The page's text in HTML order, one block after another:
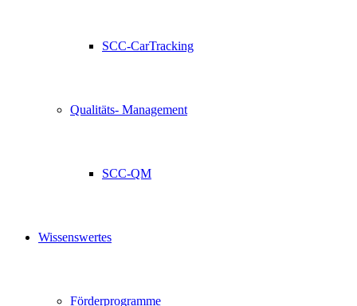
SCC-CarTracking
Qualitäts- Management
SCC-QM
Wissenswertes
Förderprogramme